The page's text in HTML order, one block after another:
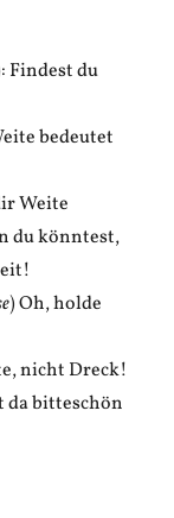
Findest du
bedeutet
Weite
du könntest,
) Oh, holde
nicht Dreck!
da bitteschön